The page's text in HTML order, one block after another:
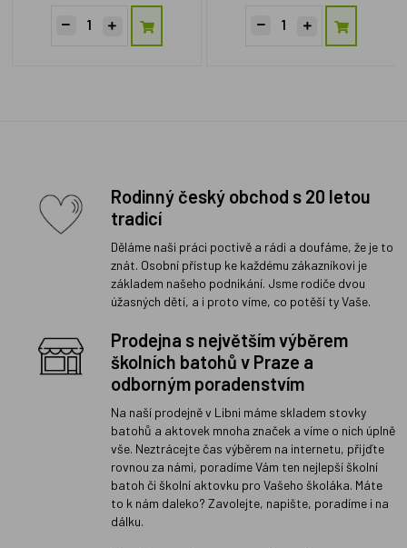
Rodinný český obchod s 20 letou
tradicí
Děláme naši práci poctivě a rádi a doufáme, že je to
znát. Osobní přístup ke každému zákazníkovi je
základem našeho podnikání. Jsme rodiče dvou
úžasných dětí, a i proto víme, co potěší ty Vaše.
Prodejna s největším výběrem
školních batohů v Praze a
odborným poradenstvím
Na naší prodejně v Libni máme skladem stovky
batohů a aktovek mnoha značek a víme o nich úplně
vše. Neztrácejte čas výběrem na internetu, přijďte
rovnou za námi, poradíme Vám ten nejlepší školní
batoh či školní aktovku pro Vašeho školáka. Máte
to k nám daleko? Zavolejte, napište, poradíme i na
dálku.